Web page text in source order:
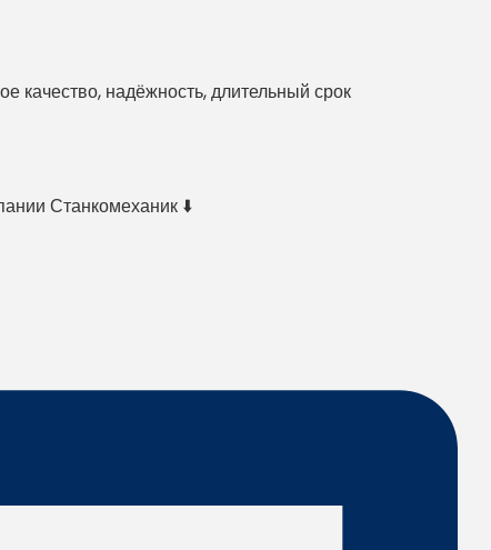
надёжность, длительный срок
Станкомеханик ⬇️